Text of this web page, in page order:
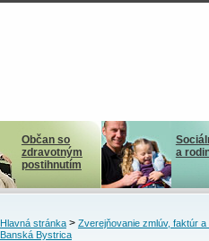
Občan so
zdravotným
postihnutím
a
Hlavná stránka> Zverejňovanie zmlúv, faktúr a
Banská Bystrica